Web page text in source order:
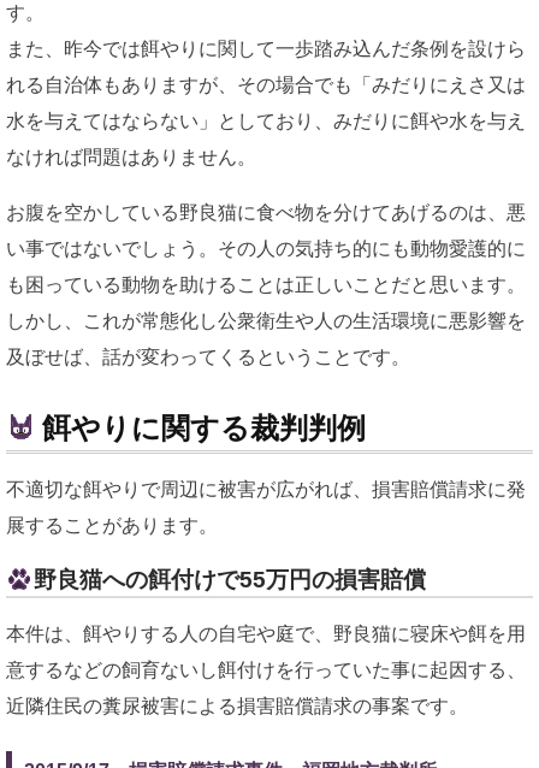
す。
また、昨今では餌やりに関して一歩踏み込んだ条例を設けら
れる自治体もありますが、その場合でも「みだりにえさ又は
水を与えてはならない」としており、みだりに餌や水を与え
なければ問題はありません。
お腹を空かしている野良猫に食べ物を分けてあげるのは、悪
い事ではないでしょう。その人の気持ち的にも動物愛護的に
も困っている動物を助けることは正しいことだと思います。
しかし、これが常態化し公衆衛生や人の生活環境に悪影響を
及ぼせば、話が変わってくるということです。
餌やりに関する裁判判例
不適切な餌やりで周辺に被害が広がれば、損害賠償請求に発
展することがあります。
野良猫への餌付けで55万円の損害賠償
本件は、餌やりする人の自宅や庭で、野良猫に寝床や餌を用
意するなどの飼育ないし餌付けを行っていた事に起因する、
近隣住民の糞尿被害による損害賠償請求の事案です。